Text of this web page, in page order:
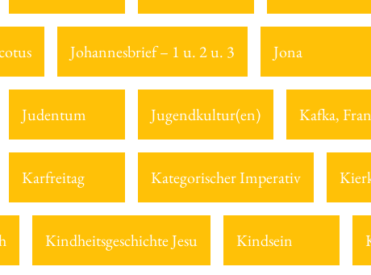
Johannesbrief – 1 u. 2 u. 3 Jona
Judentum Jugendkultur(en) Kafka,
Karfreitag Kategorischer Imperativ
Kindheitsgeschichte Jesu Kindsein